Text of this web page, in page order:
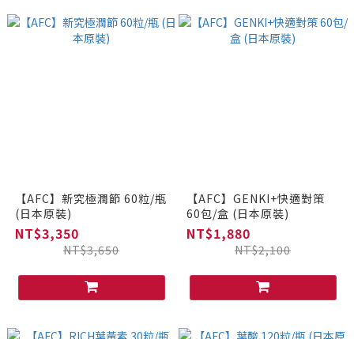
【AFC】新究極潤節 60粒/瓶
(日本原裝)
NT$3,350
NT$3,650
【AFC】GENKI+快適對策
60包/盒 (日本原裝)
NT$1,880
NT$2,100